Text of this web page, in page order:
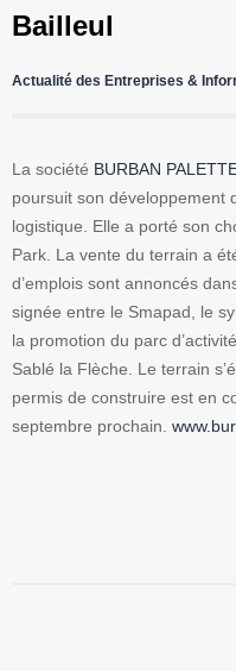
Bailleul
Actualité des Entreprises &
La société BURBAN
poursuit son développement
logistique. Elle a porté son
Park. La vente du terrain a
d’emplois sont annoncés
signée entre le Smapad, le
la promotion du parc
Sablé la Flèche. Le terrain
permis de construire est en
septembre prochain.